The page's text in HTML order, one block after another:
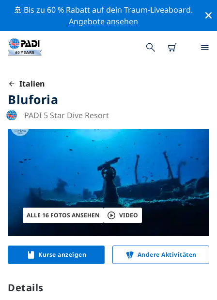
🚢 Bis zu 60 % Rabatt auf dein Traum-Liveaboard.
Angebote ansehen
Italien
Bluforia
PADI 5 Star Dive Resort
ALLE 16 FOTOS ANSEHEN VIDEO
Kurse anzeigen Andere Aktivitäten
Details